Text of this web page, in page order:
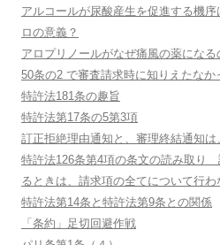
アルコールが尿酸産生を促進する機
ロの意義？
アロプリノールがなぜ痛風の薬にな
50条の2 で審査請求時に知りえたな
特許法181条の趣旨
特許法第17条の5第3項
訂正拒絶理由通知と、審理終結通知
特許法126条第4項の条文の読み取り
るときは、請求項の全てについて行わ
特許法第14条と特許法第9条との関係
「条約」足切回避作戦